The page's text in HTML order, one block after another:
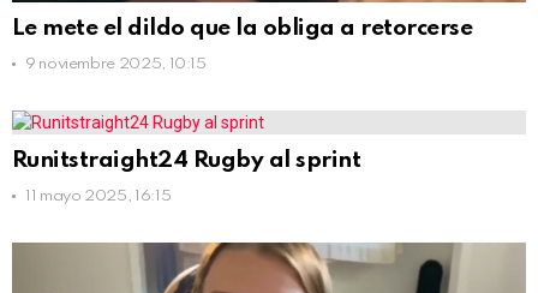
Le mete el dildo que la obliga a retorcerse
9 noviembre 2025, 10:15
Runitstraight24 Rugby al sprint
11 mayo 2025, 16:15